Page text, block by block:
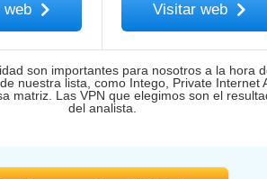
web Visitar web
son importantes para nosotros a la hora
nuestra lista, como Intego, Private Internet
matriz. Las VPN que elegimos son el
del analista.